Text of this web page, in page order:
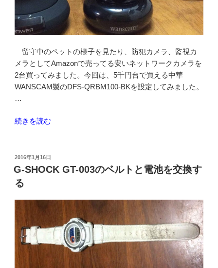
ク
カ
メ
DBPOWER
FI368”
の
留守中のペットの様子を見たり、防犯カメラ、監視カ
メラとしてAmazonで売ってる安いネットワークカメラを
2台買ってみました。今回は、5千円台で買える中華
WANSCAM製のDFS-QRBM100-BKを設定してみました。
…
“Amazon
い
ネ
ッ
ト
ワ
カ
ラ
続きを読む
投
稿
日:
2016年1月16日
G-SHOCK GT-003のベルトと電池を交換す
る